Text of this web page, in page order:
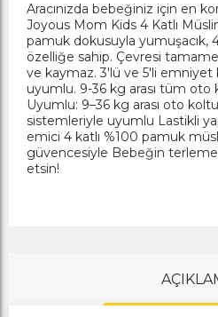
Aracınızda bebeğiniz için en
Joyous Mom Kids 4 Katlı
pamuk dokusuyla yumuşacık,
özelliğe sahip. Çevresi
ve kaymaz. 3'lü ve 5'li
uyumlu. 9-36 kg arası tüm oto
Uyumlu: 9–36 kg arası oto
sistemleriyle uyumlu Lastikli
emici 4 katlı %100 pamuk
güvencesiyle Bebeğin
etsin!